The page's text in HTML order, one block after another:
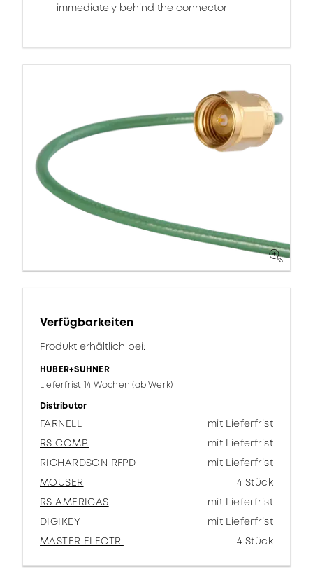
immediately behind the connector
Verfügbarkeiten
Produkt erhältlich bei:
HUBER+SUHNER
Lieferfrist 14 Wochen (ab Werk)
Distributor
FARNELL
mit Lieferfrist
RS COMP.
mit Lieferfrist
RICHARDSON RFPD
mit Lieferfrist
MOUSER
4 Stück
RS AMERICAS
mit Lieferfrist
DIGIKEY
mit Lieferfrist
MASTER ELECTR.
4 Stück